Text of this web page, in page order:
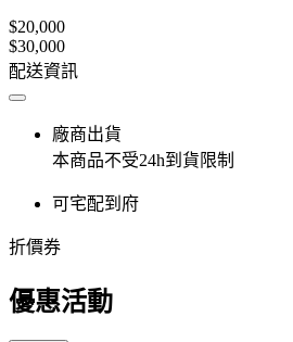
$20,000
$30,000
配送資訊
廠商出貨
本商品不受24h到貨限制
可宅配到府
折價券
優惠活動